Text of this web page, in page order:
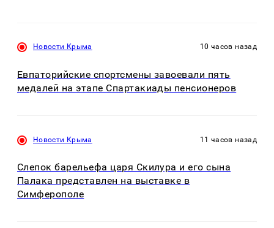
Новости Крыма 10 часов назад
Евпаторийские спортсмены завоевали пять
медалей на этапе Спартакиады пенсионеров
Новости Крыма 11 часов назад
Слепок барельефа царя Скилура и его сына
Палака представлен на выставке в
Симферополе